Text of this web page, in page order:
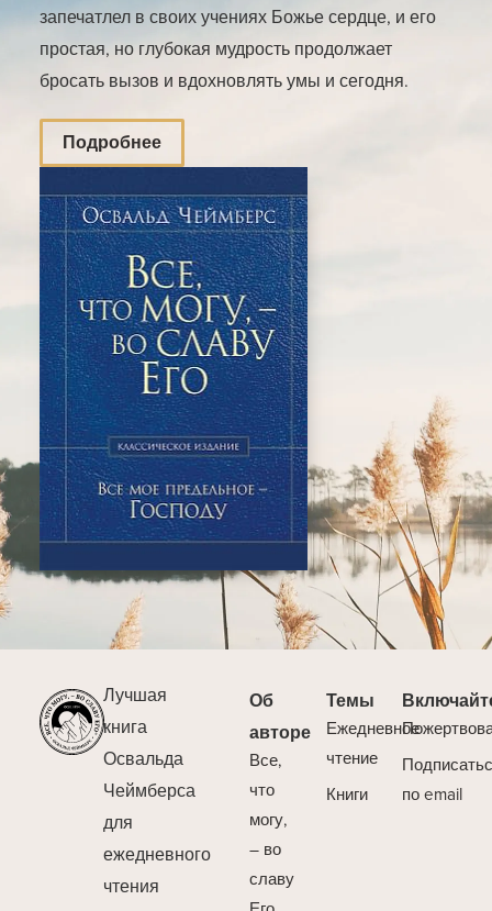
запечатлел в своих учениях Божье сердце, и его
простая, но глубокая мудрость продолжает
бросать вызов и вдохновлять умы и сегодня.
Подробнее
Лучшая
книга
Освальда
Чеймберса
для
ежедневного
чтения
Об
авторе
Все,
что
могу,
– во
славу
Темы
Ежедневное
чтение
Книги
по email